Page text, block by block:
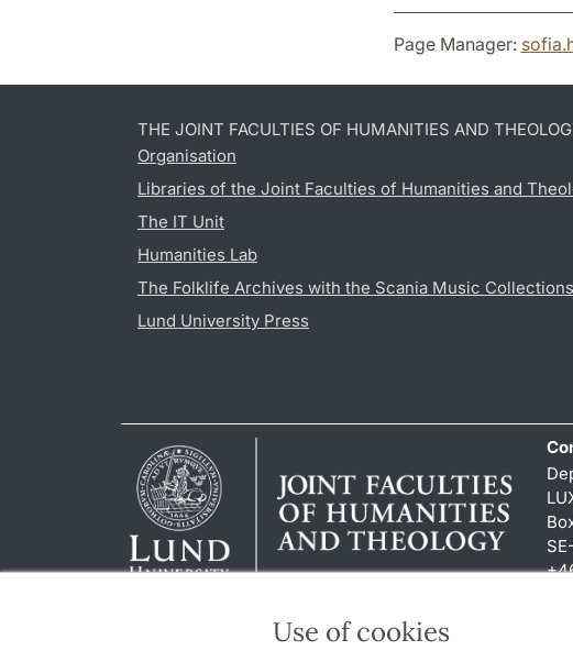
Use of cookies
Page Manager:
THE JOINT FACULTIES OF HUMANITIES AND
Organisation
Libraries of the Joint Faculties of Humanities and
The IT Unit
Humanities Lab
The Folklife Archives with the Scania Music Collections
Lund University Press